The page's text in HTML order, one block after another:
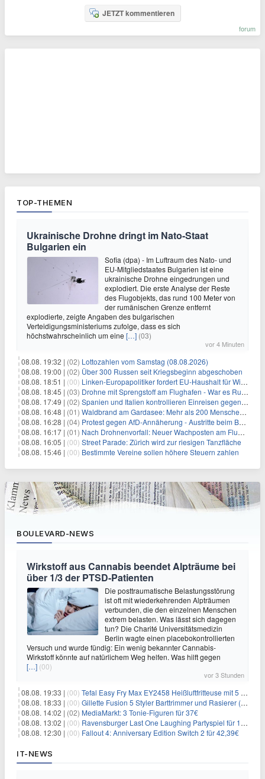
JETZT kommentieren
forum
TOP-THEMEN
Ukrainische Drohne dringt im Nato-Staat
Bulgarien ein
Sofia (dpa) - Im Luftraum des Nato- und
EU-Mitgliedstaates Bulgarien ist eine
ukrainische Drohne eingedrungen und
explodiert. Die erste Analyse der Reste
des Flugobjekts, das rund 100 Meter von
der rumänischen Grenze entfernt
explodierte, zeigte Angaben des bulgarischen
Verteidigungsministeriums zufolge, dass es sich
höchstwahrscheinlich um eine […] (03)
vor 4 Minuten
08.08. 19:32 | (02) Lottozahlen vom Samstag (08.08.2026)
08.08. 19:00 | (02) Über 300 Russen seit Kriegsbeginn abgeschoben
08.08. 18:51 | (00) Linken-Europapolitiker fordert EU-Haushalt für Wirtschaftsumbau
08.08. 18:45 | (03) Drohne mit Sprengstoff am Flughafen - War es Russland?
08.08. 17:49 | (02) Spanien und Italien kontrollieren Einreisen gegenseitig
08.08. 16:48 | (01) Waldbrand am Gardasee: Mehr als 200 Menschen evakuiert
08.08. 16:28 | (04) Protest gegen AfD-Annäherung - Austritte beim BSW Sachsen-Anhalt
08.08. 16:17 | (01) Nach Drohnenvorfall: Neuer Wachposten am Flughafen
08.08. 16:05 | (00) Street Parade: Zürich wird zur riesigen Tanzfläche
08.08. 15:46 | (00) Bestimmte Vereine sollen höhere Steuern zahlen
BOULEVARD-NEWS
Wirkstoff aus Cannabis beendet Alpträume bei
über 1/3 der PTSD-Patienten
Die posttraumatische Belastungsstörung
ist oft mit wiederkehrenden Alpträumen
verbunden, die den einzelnen Menschen
extrem belasten. Was lässt sich dagegen
tun? Die Charité Universitätsmedizin
Berlin wagte einen placebokontrollierten
Versuch und wurde fündig: Ein wenig bekannter Cannabis-
Wirkstoff könnte auf natürlichem Weg helfen. Was hilft gegen
[…] (00)
vor 3 Stunden
08.08. 19:33 | (00) Tefal Easy Fry Max EY2458 Heißluftfritteuse mit 5 Litern für 64,99€
08.08. 18:33 | (00) Gillette Fusion 5 Styler Barttrimmer und Rasierer (All in One) für 16€
08.08. 14:02 | (02) MediaMarkt: 3 Tonie-Figuren für 37€
08.08. 13:02 | (00) Ravensburger Last One Laughing Partyspiel für 14,04€
08.08. 12:30 | (00) Fallout 4: Anniversary Edition Switch 2 für 42,39€
IT-NEWS